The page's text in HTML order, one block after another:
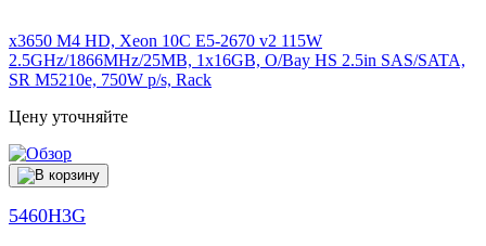
x3650 M4 HD, Xeon 10C E5-2670 v2 115W
2.5GHz/1866MHz/25MB, 1x16GB, O/Bay HS 2.5in SAS/SATA,
SR M5210e, 750W p/s, Rack
Цену уточняйте
5460H3G